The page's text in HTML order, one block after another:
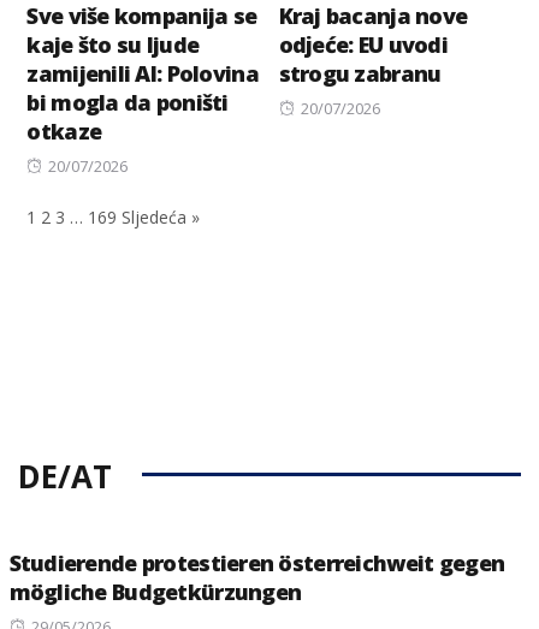
Sve više kompanija se
kaje što su ljude
zamijenili AI: Polovina
bi mogla da poništi
otkaze
Posted
20/07/2026
Kraj bacanja nove
odјeće: EU uvodi
strogu zabranu
Posted
20/07/2026
1 2 3 … 169 Sljedeća »
DE/AT
Studierende protestieren österreichweit gegen
mögliche Budgetkürzungen